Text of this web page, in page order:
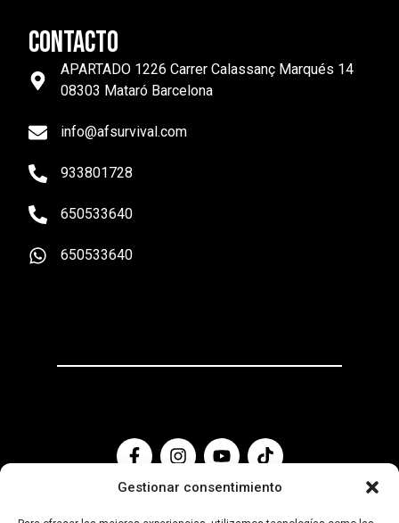
Gestionar consentimiento
CONTACTO
APARTADO 1226 Carrer Calassanç Marqués 14
08303 Mataró Barcelona
info@afsurvival.com
933801728
650533640
650533640